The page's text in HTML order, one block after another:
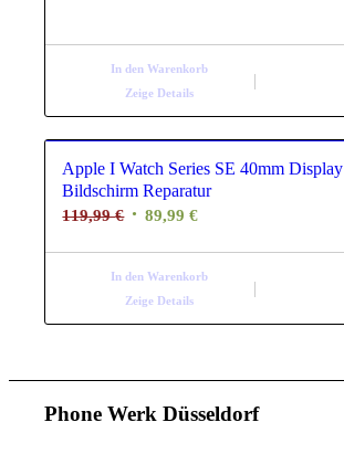
99,99 €
59,99 €.
In den Warenkorb
Zeige Details
Apple I Watch Series SE 40mm Display
Bildschirm Reparatur
119,99€ Ursprünglicher
119,99 €
89,99€Aktueller
89,99 €.
In den Warenkorb
Zeige Details
Phone Werk Düsseldorf